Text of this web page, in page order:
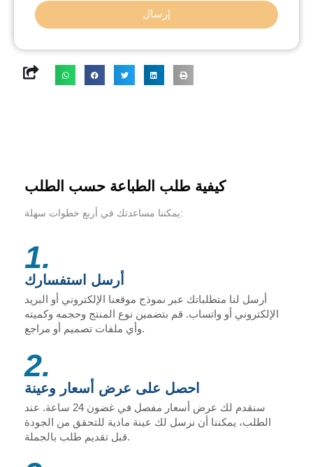
إرسال
كيفية طلب الطباعة حسب الطلب
يمكننا مساعدتك في أربع خطوات سهلة:
1.
أرسل استفسارك
أرسل لنا متطلباتك عبر نموذج موقعنا الإلكتروني أو البريد
الإلكتروني أو واتساب. قم بتضمين نوع المنتج وحجمه وكميته
وأي ملفات تصميم أو مراجع.
2.
احصل على عرض أسعار وعينة
سنقدم لك عرض أسعار مفصل في غضون 24 ساعة. عند
الطلب، يمكننا أن نرسل لك عينة مادية للتحقق من الجودة
قبل تقديم طلب بالجملة.